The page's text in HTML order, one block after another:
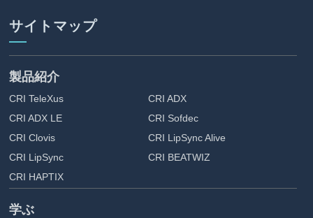
サイトマップ
製品紹介
CRI TeleXus
CRI ADX
CRI ADX LE
CRI Sofdec
CRI Clovis
CRI LipSync Alive
CRI LipSync
CRI BEATWIZ
CRI HAPTIX
学ぶ